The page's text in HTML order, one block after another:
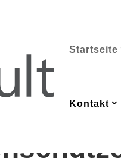
Startseite
Kontakt